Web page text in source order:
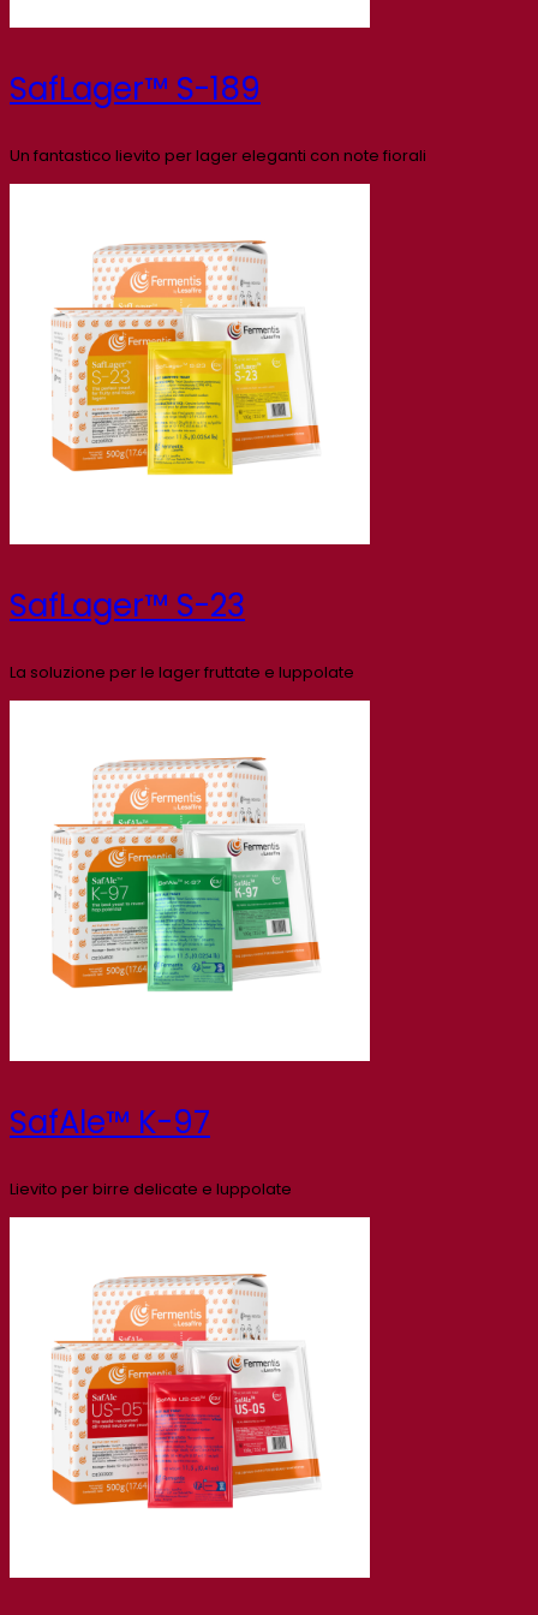
SafLager™ S-189
Un fantastico lievito per lager eleganti con note fiorali
SafLager™ S-23
La soluzione per le lager fruttate e luppolate
SafAle™ K-97
Lievito per birre delicate e luppolate